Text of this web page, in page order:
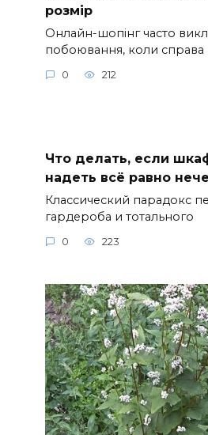
розмір
Онлайн-шопінг часто
побоювання, коли справа
0 212
Что делать, если
надеть всё равно
Классический парадокс
гардероба и тотального
0 223